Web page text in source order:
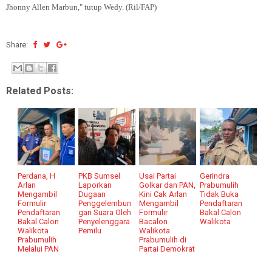
Jhonny Allen Marbun," tutup Wedy. (Ril/FAP)
Share:
Related Posts:
Perdana, H
Arlan
Mengambil
Formulir
Pendaftaran
Bakal Calon
Walikota
Prabumulih
Melalui PAN
PKB Sumsel
Laporkan
Dugaan
Penggelembun
gan Suara Oleh
Penyelenggara
Pemilu
Usai Partai
Golkar dan PAN,
Kini Cak Arlan
Mengambil
Formulir
Bacalon
Walikota
Prabumulih di
Partai Demokrat
Gerindra
Prabumulih
Tidak Buka
Pendaftaran
Bakal Calon
Walikota